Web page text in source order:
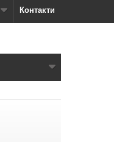
Контакти